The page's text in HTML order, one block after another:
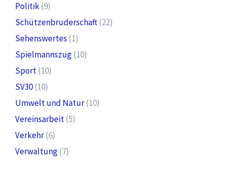
Politik(9)
Schützenbruderschaft(22)
Sehenswertes (1)
Spielmannszug(10)
Sport(10)
SV30(10)
Umwelt und Natur(10)
Vereinsarbeit(5)
Verkehr(6)
Verwaltung(7)